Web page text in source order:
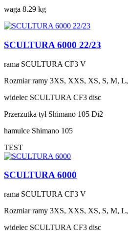
waga 8.29 kg
SCULTURA 6000 22/23
rama SCULTURA CF3 V
Rozmiar ramy 3XS, XXS, XS, S, M,
widelec SCULTURA CF3 disc
Przerzutka tył Shimano 105 Di2
hamulce Shimano 105
TEST
SCULTURA 6000
rama SCULTURA CF3 V
Rozmiar ramy 3XS, XXS, XS, S, M,
widelec SCULTURA CF3 disc